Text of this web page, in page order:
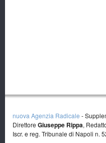
nuova Agenzia Radicale -
Direttore Giuseppe Rippa,
Iscr. e reg. Tribunale di Napoli n.